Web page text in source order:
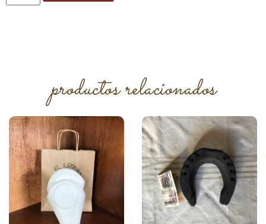
productos relacionados